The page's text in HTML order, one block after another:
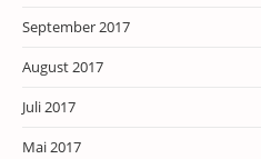
September 2017
August 2017
Juli 2017
Mai 2017